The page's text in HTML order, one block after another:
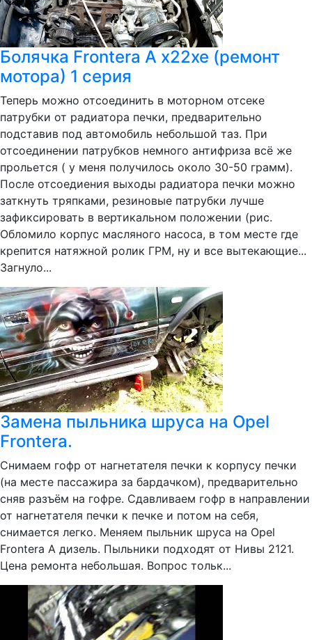
Болячка Frontera A x22xe (ремонт
мотора) 1 серия
Теперь можно отсоединить в моторном отсеке
патрубки от радиатора печки, предварительно
подставив под автомобиль небольшой таз. При
отсоединении патрубков немного антифриза всё же
прольется ( у меня получилось около 30-50 грамм).
После отсоедиения выходы радиатора печки можно
заткнуть тряпками, резиновые патрубки лучше
зафиксировать в вертикальном положении (рис.
Обломило корпус масляного насоса, в том месте где
крепится натяжной ролик ГРМ, ну и все вытекающие...
Загнуло...
Замена пыльника шруса на Opel
Frontera.
Снимаем гофр от нагнетателя печки к корпусу печки
(на месте пассажира за бардачком), предварительно
сняв разъём на гофре. Сдавливаем гофр в направлении
от нагнетателя печки к печке и потом на себя,
снимается легко. Меняем пыльник шруса на Opel
Frontera A дизель. Пыльники подходят от Нивы 2121.
Цена ремонта небольшая. Вопрос тольк...